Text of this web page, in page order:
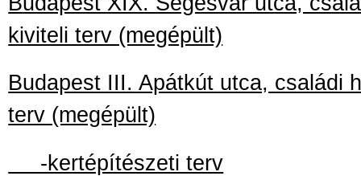
kiviteli terv (megépült)
Budapest III. Apátkút utca, családi
terv (megépült)
-kertépítészeti terv